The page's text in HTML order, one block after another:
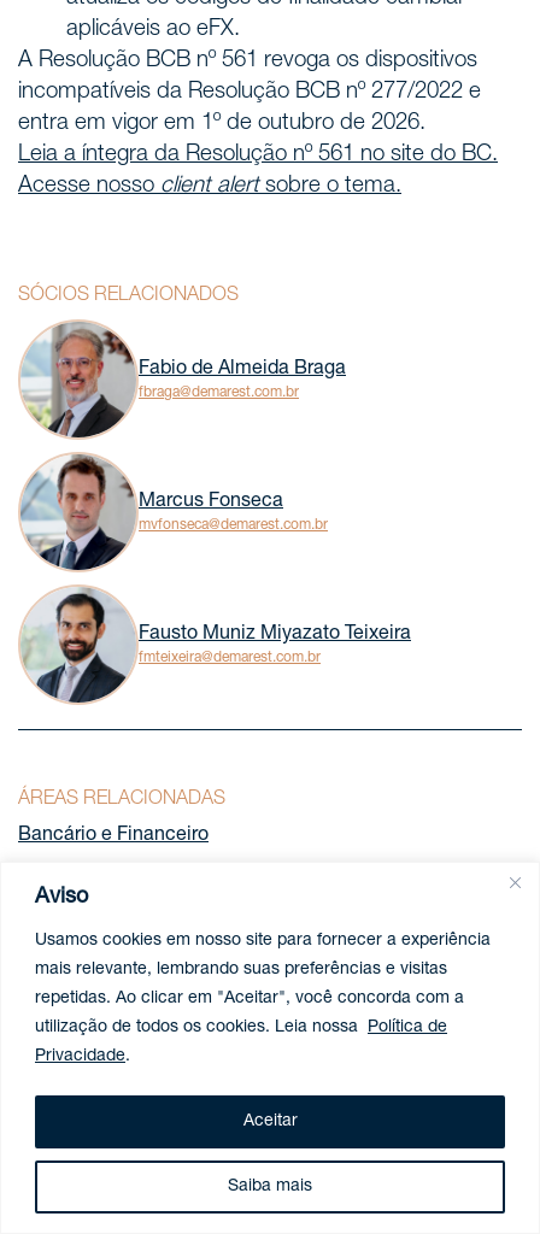
Aviso
Usamos cookies em nosso site para fornecer a experiência
mais relevante, lembrando suas preferências e visitas
repetidas. Ao clicar em "Aceitar", você concorda com a
utilização de todos os cookies. Leia nossa
Política de
Privacidade.
Saiba mais
Aceitar
aplicáveis ao eFX.
A Resolução BCB nº 561 revoga os dispositivos
incompatíveis da Resolução BCB nº 277/2022 e
entra em vigor em 1º de outubro de 2026.
Leia a íntegra da Resolução nº 561 no site do BC.
Acesse nosso client alertsobre o tema.
SÓCIOS RELACIONADOS
Fabio de Almeida Braga
fbraga@demarest.com.br
Marcus Fonseca
mvfonseca@demarest.com.br
Fausto Muniz Miyazato Teixeira
fmteixeira@demarest.com.br
ÁREAS RELACIONADAS
Bancário e Financeiro
Compartilhar